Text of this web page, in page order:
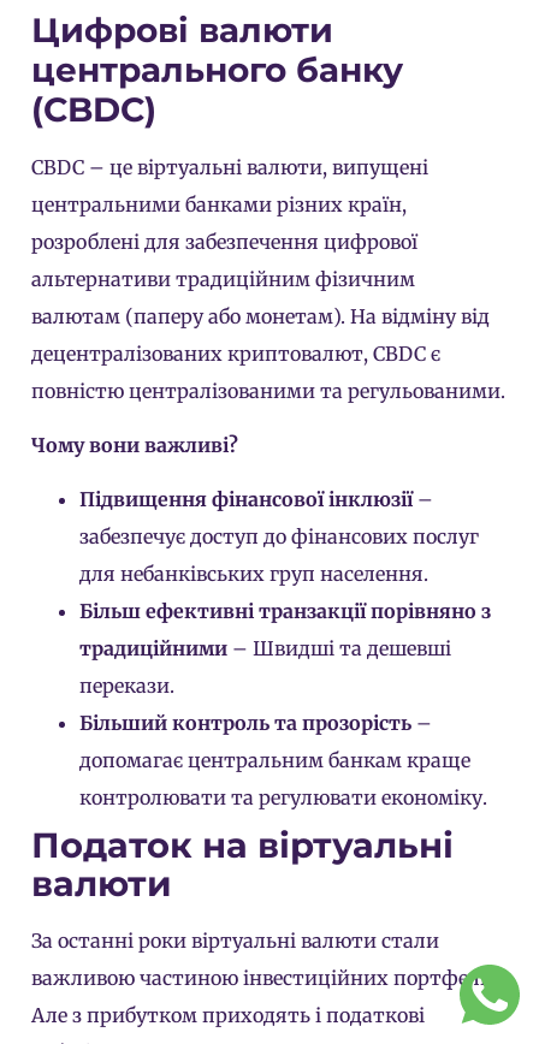
Цифрові валюти
центрального банку
(CBDC)
CBDC – це віртуальні валюти, випущені
центральними банками різних країн,
розроблені для забезпечення цифрової
альтернативи традиційним фізичним
валютам (паперу або монетам). На відміну від
децентралізованих криптовалют, CBDC є
повністю централізованими та регульованими.
Чому вони важливі?
Підвищення фінансової інклюзії–
забезпечує доступ до фінансових послуг
для небанківських груп населення.
Більш ефективні транзакції порівняно з
традиційними – Швидші та дешевші
перекази.
Більший контроль та прозорість –
допомагає центральним банкам краще
контролювати та регулювати економіку.
Податок на віртуальні
валюти
За останні роки віртуальні валюти стали
важливою частиною інвестиційних портфелів.
Але з прибутком приходять і податкові